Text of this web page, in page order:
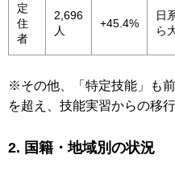
定
住
者
2,696
人
+45.4%
日
ら
※その他、「特定技能」も
を超え、技能実習からの移
2. 国籍・地域別の状況